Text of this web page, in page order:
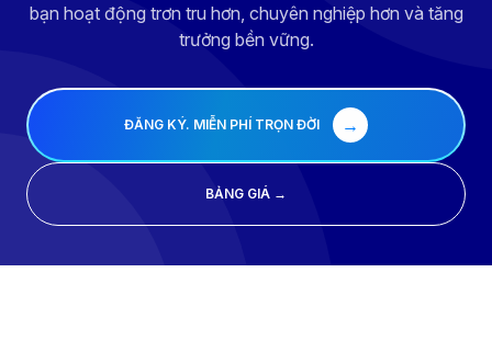
bạn hoạt động trơn tru hơn, chuyên nghiệp hơn và tăng
trưởng bền vững.
ĐĂNG KÝ. MIỄN PHÍ TRỌN ĐỜI →
BẢNG GIÁ →